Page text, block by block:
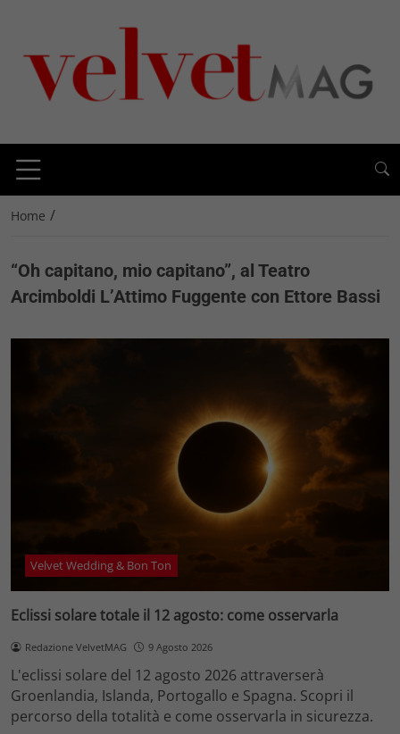
Home /
“Oh capitano, mio capitano”, al Teatro
Arcimboldi L’Attimo Fuggente con Ettore Bassi
Velvet Wedding & Bon Ton
Eclissi solare totale il 12 agosto: come osservarla
Redazione VelvetMAG 9 Agosto 2026
L'eclissi solare del 12 agosto 2026 attraverserà
Groenlandia, Islanda, Portogallo e Spagna. Scopri il
percorso della totalità e come osservarla in sicurezza.